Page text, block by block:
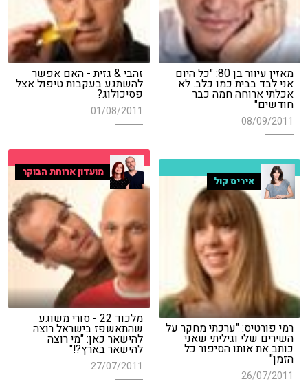
מאזין עיוור בן 80: "כל היום
אני לבד בבית כמו כלב. לא
אכלתי ארוחה חמה כבר
חודשים"
08/09/2011
זהבי & גזית - האם אפשר
להשתגע בעקבות טיפול אצל
פסיכולוג?
01/08/2011
מועדון ארוחת הבוקר
מלכוד 22 - סורי משוגע
שהתאשפז בישראל רוצה
להישאר כאן: "מי רוצה
להישאר בארץ?!"
27/07/2011
איריס קול
רמי פורטיס: "ערכתי מחקר על
השירים שלי וגיליתי שאני
כותב את אותו הסיפור כל
הזמן"
26/07/2011